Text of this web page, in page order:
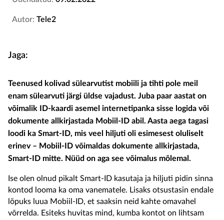
Autor: Tele2
Jaga:
Teenused kolivad sülearvutist mobiili ja tihti pole meil
enam sülearvuti järgi üldse vajadust. Juba paar aastat on
võimalik ID-kaardi asemel internetipanka sisse logida või
dokumente allkirjastada Mobiil-ID abil. Aasta aega tagasi
loodi ka Smart-ID, mis veel hiljuti oli esimesest oluliselt
erinev – Mobiil-ID võimaldas dokumente allkirjastada,
Smart-ID mitte. Nüüd on aga see võimalus mõlemal.
Ise olen olnud pikalt Smart-ID kasutaja ja hiljuti pidin sinna
kontod looma ka oma vanematele. Lisaks otsustasin endale
lõpuks luua Mobiil-ID, et saaksin neid kahte omavahel
võrrelda. Esiteks huvitas mind, kumba kontot on lihtsam